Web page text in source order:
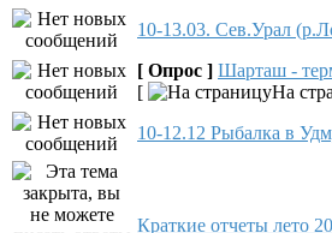
10-13.03. Сев.Урал
[ Опрос ] Шарташ -
[
На
10-12.12 Рыбалка в
Краткие отчеты лето